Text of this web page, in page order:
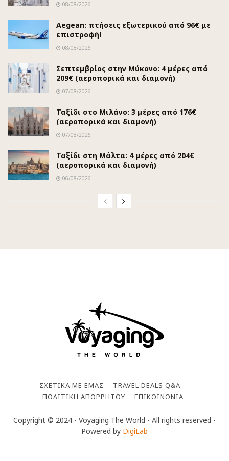
08/08/2026
Aegean: πτήσεις εξωτερικού από 96€ με
επιστροφή!
08/08/2026
Σεπτεμβρίος στην Μύκονο: 4 μέρες από
209€ (αεροπορικά και διαμονή)
07/08/2026
Ταξίδι στο Μιλάνο: 3 μέρες από 176€
(αεροπορικά και διαμονή)
07/08/2026
Ταξίδι στη Μάλτα: 4 μέρες από 204€
(αεροπορικά και διαμονή)
06/08/2026
ΣΧΕΤΙΚΆ ΜΕ ΕΜΆΣ
TRAVEL DEALS Q&A
ΠΟΛΙΤΙΚΉ ΑΠΟΡΡΉΤΟΥ
ΕΠΙΚΟΙΝΩΝΊΑ
Copyright © 2024 - Voyaging The World - All rights reserved -
Powered by DigiLab